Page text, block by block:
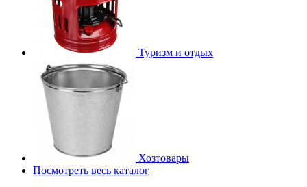
Туризм и отдых
Хозтовары
Посмотреть весь каталог